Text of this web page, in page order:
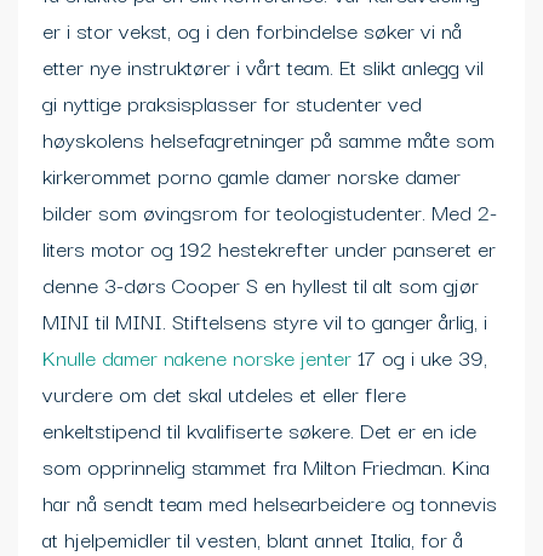
er i stor vekst, og i den forbindelse søker vi nå
etter nye instruktører i vårt team. Et slikt anlegg vil
gi nyttige praksisplasser for studenter ved
høyskolens helsefagretninger på samme måte som
kirkerommet porno gamle damer norske damer
bilder som øvingsrom for teologistudenter. Med 2-
liters motor og 192 hestekrefter under panseret er
denne 3-dørs Cooper S en hyllest til alt som gjør
MINI til MINI. Stiftelsens styre vil to ganger årlig, i
Knulle damer nakene norske jenter17 og i uke 39,
vurdere om det skal utdeles et eller flere
enkeltstipend til kvalifiserte søkere. Det er en ide
som opprinnelig stammet fra Milton Friedman. Kina
har nå sendt team med helsearbeidere og tonnevis
at hjelpemidler til vesten, blant annet Italia, for å